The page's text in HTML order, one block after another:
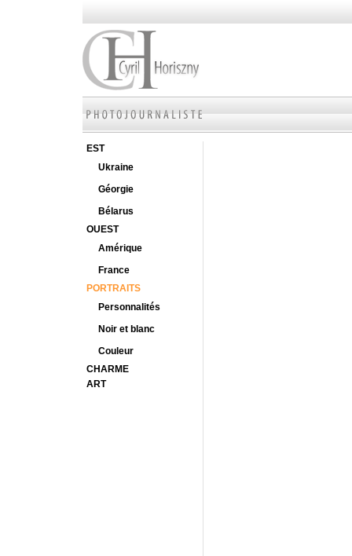
EST
Ukraine
Géorgie
Bélarus
OUEST
Amérique
France
PORTRAITS
Personnalités
Noir et blanc
Couleur
CHARME
ART